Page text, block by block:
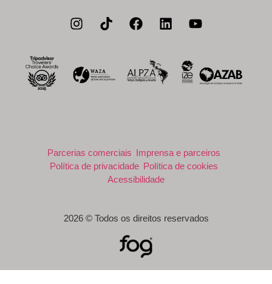
Parcerias comerciais Imprensa e parceiros
Política de privacidade Política de cookies
Acessibilidade
2026 © Todos os direitos reservados